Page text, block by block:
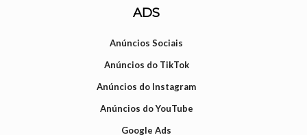
ADS
Anúncios Sociais
Anúncios do TikTok
Anúncios do Instagram
Anúncios do YouTube
Google Ads